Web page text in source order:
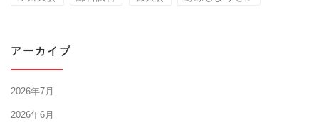
アーカイブ
2026年7月
2026年6月